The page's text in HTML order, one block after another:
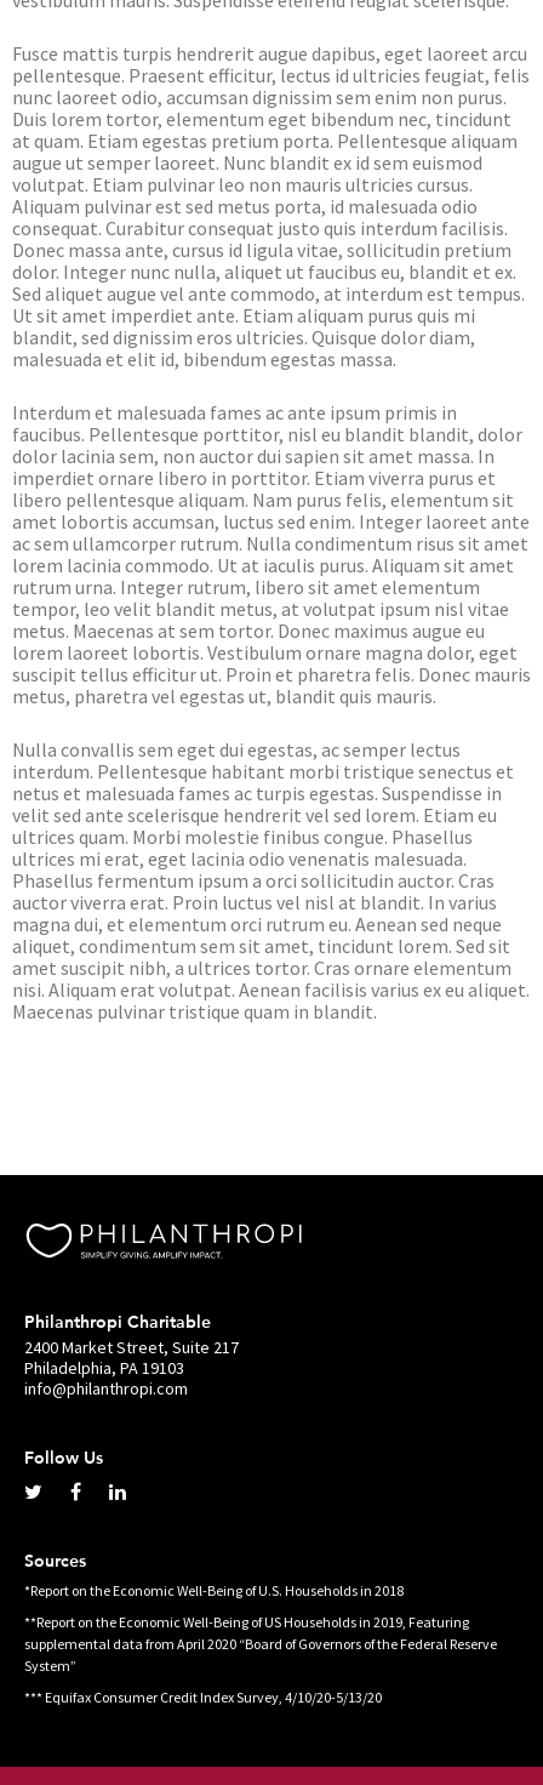
Fusce mattis turpis hendrerit augue dapibus, eget laoreet arcu
pellentesque. Praesent efficitur, lectus id ultricies feugiat, felis
nunc laoreet odio, accumsan dignissim sem enim non purus.
Duis lorem tortor, elementum eget bibendum nec, tincidunt
at quam. Etiam egestas pretium porta. Pellentesque aliquam
augue ut semper laoreet. Nunc blandit ex id sem euismod
volutpat. Etiam pulvinar leo non mauris ultricies cursus.
Aliquam pulvinar est sed metus porta, id malesuada odio
consequat. Curabitur consequat justo quis interdum facilisis.
Donec massa ante, cursus id ligula vitae, sollicitudin pretium
dolor. Integer nunc nulla, aliquet ut faucibus eu, blandit et ex.
Sed aliquet augue vel ante commodo, at interdum est tempus.
Ut sit amet imperdiet ante. Etiam aliquam purus quis mi
blandit, sed dignissim eros ultricies. Quisque dolor diam,
malesuada et elit id, bibendum egestas massa.
Interdum et malesuada fames ac ante ipsum primis in
faucibus. Pellentesque porttitor, nisl eu blandit blandit, dolor
dolor lacinia sem, non auctor dui sapien sit amet massa. In
imperdiet ornare libero in porttitor. Etiam viverra purus et
libero pellentesque aliquam. Nam purus felis, elementum sit
amet lobortis accumsan, luctus sed enim. Integer laoreet ante
ac sem ullamcorper rutrum. Nulla condimentum risus sit amet
lorem lacinia commodo. Ut at iaculis purus. Aliquam sit amet
rutrum urna. Integer rutrum, libero sit amet elementum
tempor, leo velit blandit metus, at volutpat ipsum nisl vitae
metus. Maecenas at sem tortor. Donec maximus augue eu
lorem laoreet lobortis. Vestibulum ornare magna dolor, eget
suscipit tellus efficitur ut. Proin et pharetra felis. Donec mauris
metus, pharetra vel egestas ut, blandit quis mauris.
Nulla convallis sem eget dui egestas, ac semper lectus
interdum. Pellentesque habitant morbi tristique senectus et
netus et malesuada fames ac turpis egestas. Suspendisse in
velit sed ante scelerisque hendrerit vel sed lorem. Etiam eu
ultrices quam. Morbi molestie finibus congue. Phasellus
ultrices mi erat, eget lacinia odio venenatis malesuada.
Phasellus fermentum ipsum a orci sollicitudin auctor. Cras
auctor viverra erat. Proin luctus vel nisl at blandit. In varius
magna dui, et elementum orci rutrum eu. Aenean sed neque
aliquet, condimentum sem sit amet, tincidunt lorem. Sed sit
amet suscipit nibh, a ultrices tortor. Cras ornare elementum
nisi. Aliquam erat volutpat. Aenean facilisis varius ex eu aliquet.
Maecenas pulvinar tristique quam in blandit.
Philanthropi Charitable
2400 Market Street, Suite 217
Philadelphia, PA 19103
info@philanthropi.com
Follow Us
Sources
*Report on the Economic Well-Being of U.S. Households in 2018
**Report on the Economic Well-Being of US Households in 2019, Featuring
supplemental data from April 2020 “Board of Governors of the Federal Reserve
System”
*** Equifax Consumer Credit Index Survey, 4/10/20-5/13/20